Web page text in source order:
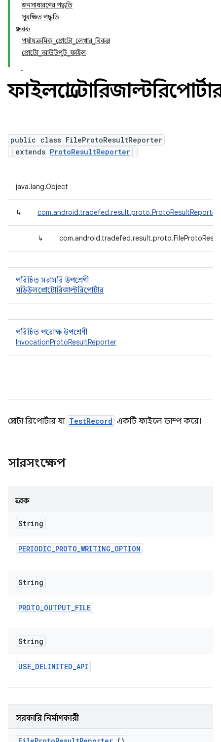
জনসাধারণের পদ্ধতি
সুরক্ষিত পদ্ধতি
ধ্রুবক
পর্যায়ক্রমিক_প্রোটো_লেখার_বিকল্প
প্রোটো_আউটপুট_ফাইল
public class FileProtoResultReporter
extends ProtoResultReporter
java.lang.Object
↳ com.android.tradefed.result.proto.ProtoResultReporter
↳
পরিচিত সরাসরি উপশ্রেণী
মডিউলপ্রোটোরিজাল্টরিপোর্টার
পরিচিত পরোক্ষ উপশ্রেণী
InvocationProtoResultReporter
প্রোটো রিপোর্টার যা TestRecord একটি ফাইলে ডাম্প করে।
সারসংক্ষেপ
ধ্রুবক
String
PERIODIC_PROTO_WRITING_OPTION
String
PROTO_OUTPUT_FILE
String
USE_DELIMITED_API
সরকারি নির্মাণকারী